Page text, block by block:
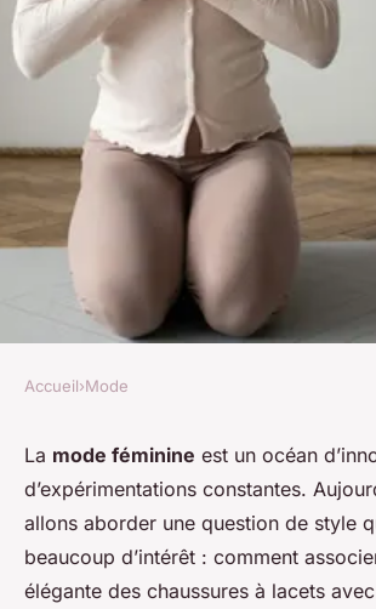
Quelle est la manière
élégante de porter
chaussures à lacets
jupe-culotte?
Accueil›Mode
La mode féminine est un océan
d’expérimentations constantes.
allons aborder une question de style
beaucoup d’intérêt : comment
élégante des chaussures à lacets